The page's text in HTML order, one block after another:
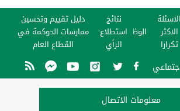
الاسئلة
الاكثر
تكرارا
الوظائف
نتائج
استطلاع
الرأي
دليل تقييم وتحسين
ممارسات الحوكمة في
القطاع العام
معلومات الاتصال